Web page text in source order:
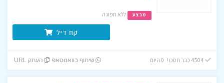
מבצע ללא תפוגה
קח דיל
4504 כבר חסכו! 0 היום שיתוף בוואטסאפ העתק URL